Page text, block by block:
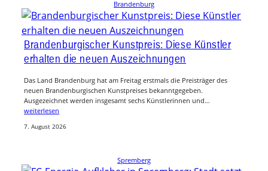
Brandenburg
Brandenburgischer Kunstpreis: Diese Künstler
erhalten die neuen Auszeichnungen
Das Land Brandenburg hat am Freitag erstmals die Preisträger des
neuen Brandenburgischen Kunstpreises bekanntgegeben.
Ausgezeichnet werden insgesamt sechs Künstlerinnen und…
weiterlesen
7. August 2026
Spremberg